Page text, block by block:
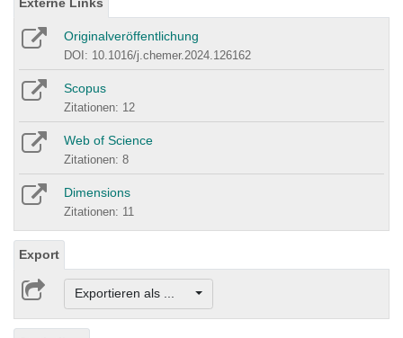
Originalveröffentlichung
DOI: 10.1016/j.chemer.2024.126162
Scopus
Zitationen: 12
Web of Science
Zitationen: 8
Dimensions
Zitationen: 11
Export
Exportieren als ...